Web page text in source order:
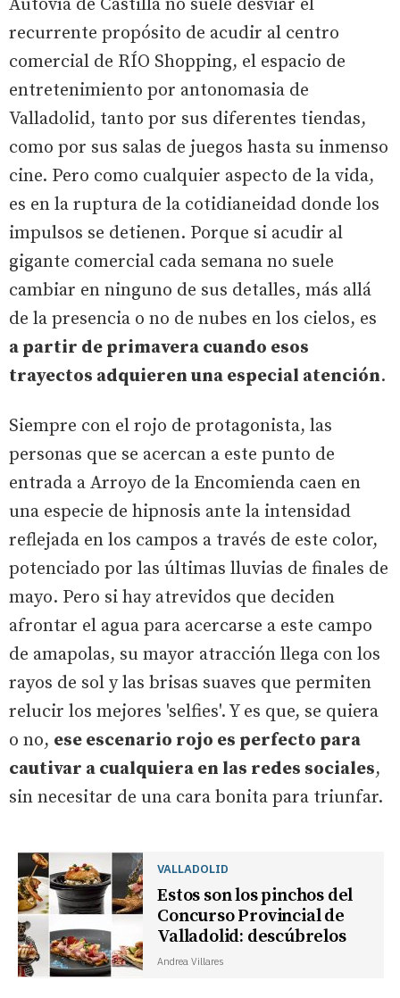
Autovía de Castilla no suele desviar el
recurrente propósito de acudir al centro
comercial de RÍO Shopping, el espacio de
entretenimiento por antonomasia de
Valladolid, tanto por sus diferentes tiendas,
como por sus salas de juegos hasta su inmenso
cine. Pero como cualquier aspecto de la vida,
es en la ruptura de la cotidianeidad donde los
impulsos se detienen. Porque si acudir al
gigante comercial cada semana no suele
cambiar en ninguno de sus detalles, más allá
de la presencia o no de nubes en los cielos, es
a partir de primavera cuando esos
trayectos adquieren una especial atención.
Siempre con el rojo de protagonista, las
personas que se acercan a este punto de
entrada a Arroyo de la Encomienda caen en
una especie de hipnosis ante la intensidad
reflejada en los campos a través de este color,
potenciado por las últimas lluvias de finales de
mayo. Pero si hay atrevidos que deciden
afrontar el agua para acercarse a este campo
de amapolas, su mayor atracción llega con los
rayos de sol y las brisas suaves que permiten
relucir los mejores 'selfies'. Y es que, se quiera
o no, ese escenario rojo es perfecto para
cautivar a cualquiera en las redes sociales,
sin necesitar de una cara bonita para triunfar.
VALLADOLID
Estos son los pinchos del
Concurso Provincial de
Valladolid: descúbrelos
Andrea Villares